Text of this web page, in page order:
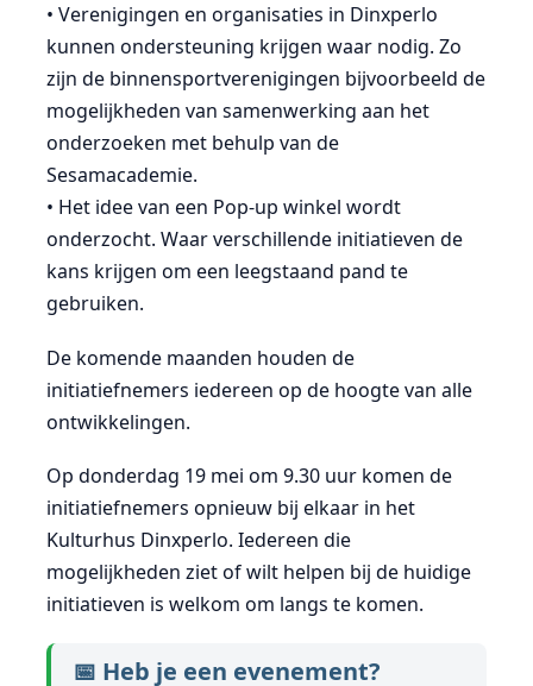
• Verenigingen en organisaties in Dinxperlo
kunnen ondersteuning krijgen waar nodig. Zo
zijn de binnensportverenigingen bijvoorbeeld de
mogelijkheden van samenwerking aan het
onderzoeken met behulp van de
Sesamacademie.
• Het idee van een Pop-up winkel wordt
onderzocht. Waar verschillende initiatieven de
kans krijgen om een leegstaand pand te
gebruiken.
De komende maanden houden de
initiatiefnemers iedereen op de hoogte van alle
ontwikkelingen.
Op donderdag 19 mei om 9.30 uur komen de
initiatiefnemers opnieuw bij elkaar in het
Kulturhus Dinxperlo. Iedereen die
mogelijkheden ziet of wilt helpen bij de huidige
initiatieven is welkom om langs te komen.
📅 Heb je een evenement?